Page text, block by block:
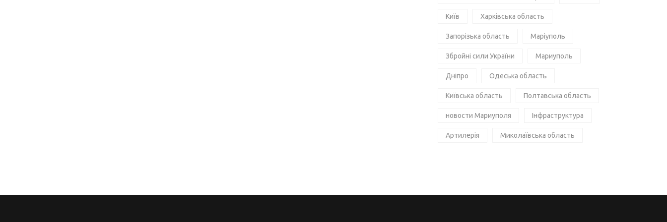
Київ Харківська область
Запорізька область Маріуполь
Збройні сили України Мариуполь
Дніпро Одеська область
Київська область Полтавська область
новости Мариуполя Інфраструктура
Артилерія Миколаївська область